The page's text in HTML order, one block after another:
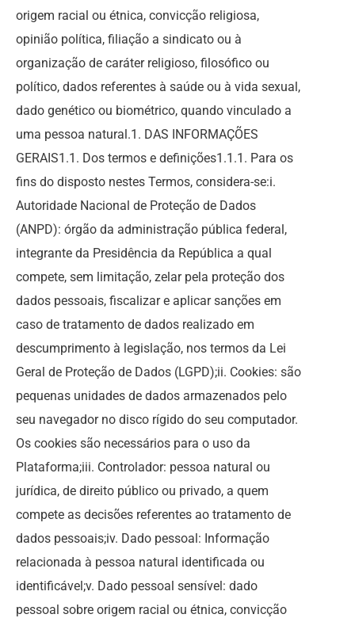
origem racial ou étnica, convicção religiosa,
opinião política, filiação a sindicato ou à
organização de caráter religioso, filosófico ou
político, dados referentes à saúde ou à vida sexual,
dado genético ou biométrico, quando vinculado a
uma pessoa natural.1. DAS INFORMAÇÕES
GERAIS1.1. Dos termos e definições1.1.1. Para os
fins do disposto nestes Termos, considera-se:i.
Autoridade Nacional de Proteção de Dados
(ANPD): órgão da administração pública federal,
integrante da Presidência da República a qual
compete, sem limitação, zelar pela proteção dos
dados pessoais, fiscalizar e aplicar sanções em
caso de tratamento de dados realizado em
descumprimento à legislação, nos termos da Lei
Geral de Proteção de Dados (LGPD);ii. Cookies: são
pequenas unidades de dados armazenados pelo
seu navegador no disco rígido do seu computador.
Os cookies são necessários para o uso da
Plataforma;iii. Controlador: pessoa natural ou
jurídica, de direito público ou privado, a quem
compete as decisões referentes ao tratamento de
dados pessoais;iv. Dado pessoal: Informação
relacionada à pessoa natural identificada ou
identificável;v. Dado pessoal sensível: dado
pessoal sobre origem racial ou étnica, convicção